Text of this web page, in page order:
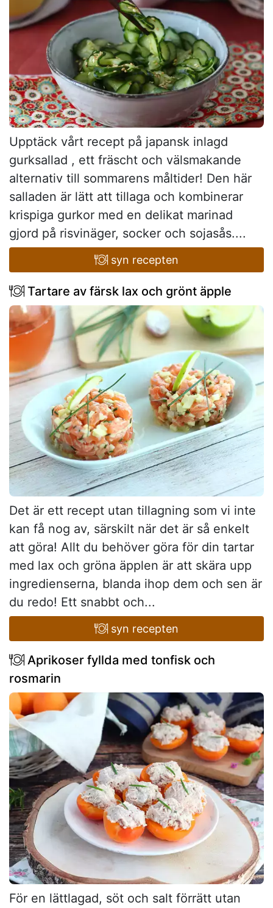
Upptäck vårt recept på japansk inlagd
gurksallad , ett fräscht och välsmakande
alternativ till sommarens måltider! Den här
salladen är lätt att tillaga och kombinerar
krispiga gurkor med en delikat marinad
gjord på risvinäger, socker och sojasås....
syn recepten
Tartare av färsk lax och grönt äpple
Det är ett recept utan tillagning som vi inte
kan få nog av, särskilt när det är så enkelt
att göra! Allt du behöver göra för din tartar
med lax och gröna äpplen är att skära upp
ingredienserna, blanda ihop dem och sen är
du redo! Ett snabbt och...
syn recepten
Aprikoser fyllda med tonfisk och
rosmarin
För en lättlagad, söt och salt förrätt utan